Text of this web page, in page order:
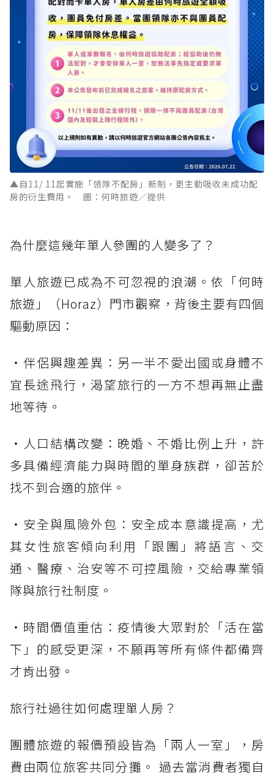
▲自11/ 11起實施「領隊不配房」新制，更主動吸收未成功配
房的衍生費用。 圖：何時旅遊／提供
為什麼這幾年單人參團的人變多了？
單人旅遊已成為不可忽視的浪潮。依「何時
旅遊」（Horaz）門市觀察，背後主要有四個
驅動原因：
・伴侶興趣差異：另一半不愛出國或身體不
宜長途飛行，渴望旅行的一方不想再無止盡
地等待。
・人口結構改變：晚婚、不婚比例上升，許
多具備經濟能力與時間的單身族群，卻苦於
找不到合適的旅伴。
・安全與風險外包：安全成本意識提高，尤
其女性旅客傾向利用「跟團」將語言、交
通、醫療、治安等不可控風險，交給專業領
隊與旅行社制度。
・時間價值重估：疫情後大眾對於「活在當
下」的感受更深，不願再等所有條件都備齊
才肯出發。
旅行社過往如何處理單人房？
團體旅遊的報價預設皆為「兩人一室」，房
費由兩位旅客共同分攤。 過去當消費者獨自